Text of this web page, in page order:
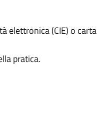
elettronica (CIE) o carta
pratica.